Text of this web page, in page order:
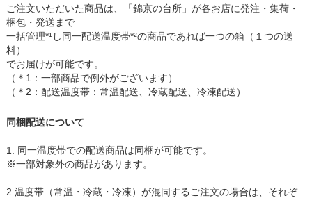
ご注文いただいた商品は、「錦京の台所」が各お店に発注・集荷・
梱包・発送まで
一括管理*¹し同一配送温度帯*²の商品であれば一つの箱（１つの送
料）
でお届けが可能です。
（＊1：一部商品で例外がございます）
（＊2：配送温度帯：常温配送、冷蔵配送、冷凍配送）
同梱配送について
1. 同一温度帯での配送商品は同梱が可能です。
※一部対象外の商品があります。
2.温度帯（常温・冷蔵・冷凍）が混同するご注文の場合は、それぞ